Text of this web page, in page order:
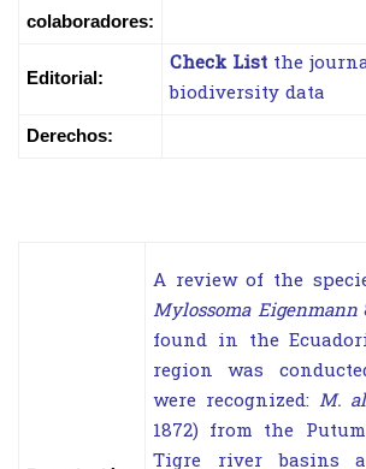
colaboradores:
Editorial:
Check List the
biodiversity data
Derechos:
A review of the
Mylossoma Eigenmann
found in the
region was
were recognized: M.
1872) from the
Tigre river basins